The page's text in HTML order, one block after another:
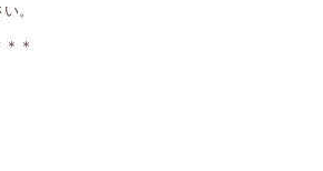
。
＊